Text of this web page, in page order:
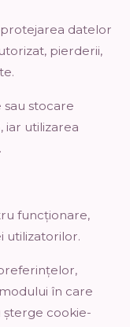
datelor
pierderii,
stocare
iar utilizarea
funcționare,
utilizatorilor.
în care
șterge cookie-